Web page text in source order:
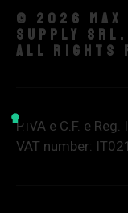
© 2026
supply srl.
All rights
P.IVA e C.F. e
VAT number: